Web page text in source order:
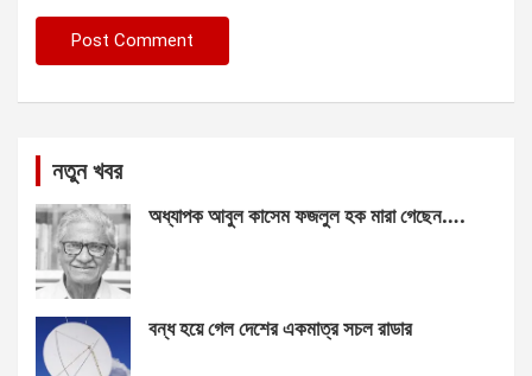
নতুন খবর
অধ্যাপক আবুল কাসেম ফজলুল হক মারা গেছেন….
বন্ধ হয়ে গেল দেশের একমাত্র সচল রাডার